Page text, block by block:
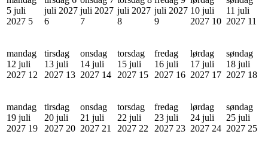
5 juli
2027 5
juli 2027
6
juli 2027
7
juli 2027
8
juli 2027
9
10 juli
2027 10
11 juli
2027 11
mandag
12 juli
2027 12
tirsdag
13 juli
2027 13
onsdag
14 juli
2027 14
torsdag
15 juli
2027 15
fredag
16 juli
2027 16
lørdag
17 juli
2027 17
søndag
18 juli
2027 18
mandag
19 juli
2027 19
tirsdag
20 juli
2027 20
onsdag
21 juli
2027 21
torsdag
22 juli
2027 22
fredag
23 juli
2027 23
lørdag
24 juli
2027 24
søndag
25 juli
2027 25